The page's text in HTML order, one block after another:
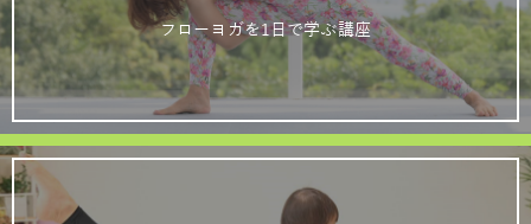
フローヨガを1日で学ぶ講座